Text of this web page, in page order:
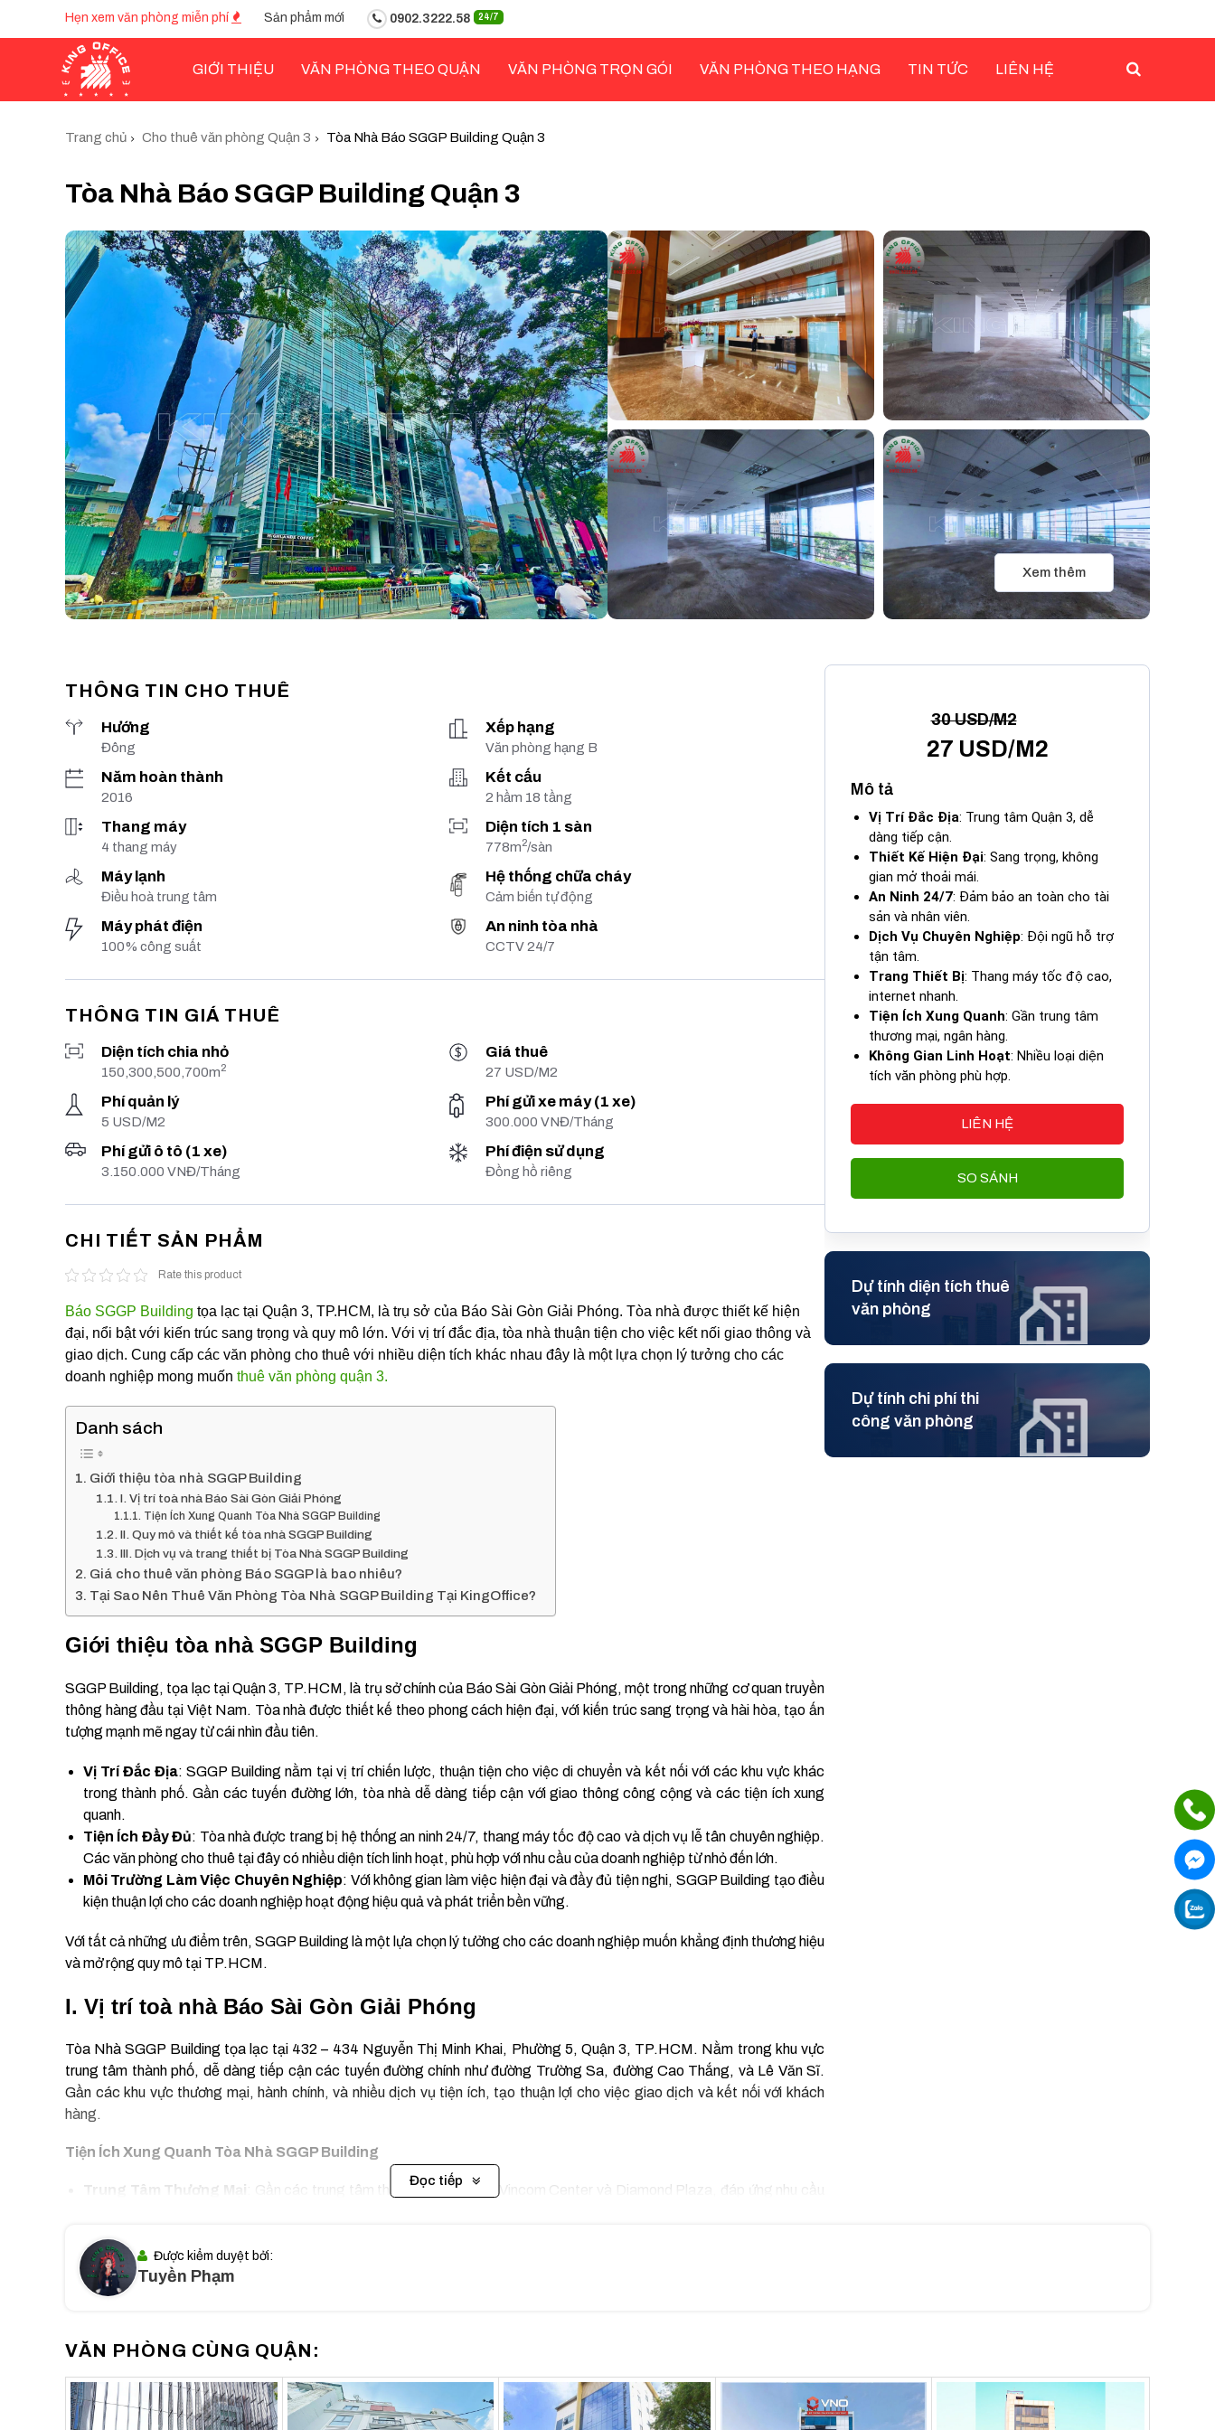
Hẹn xem văn phòng miễn phí Sản phẩm mới 0902.3222.58 24/7
GIỚI THIỆU VĂN PHÒNG THEO QUẬN VĂN PHÒNG TRỌN GÓI VĂN PHÒNG THEO HẠNG TIN TỨC LIÊN HỆ
Trang chủ Cho thuê văn phòng Quận 3 Tòa Nhà Báo SGGP Building Quận 3
Tòa Nhà Báo SGGP Building Quận 3
Xem thêm
THÔNG TIN CHO THUÊ
Hướng
Đông
Xếp hạng
Văn phòng hạng B
Năm hoàn thành
2016
Kết cấu
2 hầm 18 tầng
Thang máy
4 thang máy
Diện tích 1 sàn
778m2/sàn
Máy lạnh
Điều hoà trung tâm
Hệ thống chữa cháy
Cảm biến tự động
Máy phát điện
100% công suất
An ninh tòa nhà
CCTV 24/7
THÔNG TIN GIÁ THUÊ
Diện tích chia nhỏ
150,300,500,700m2
Giá thuê
27 USD/M2
Phí quản lý
5 USD/M2
Phí gửi xe máy (1 xe)
300.000 VNĐ/Tháng
Phí gửi ô tô (1 xe)
3.150.000 VNĐ/Tháng
Phí điện sử dụng
Đồng hồ riêng
CHI TIẾT SẢN PHẨM
Rate this product
Báo SGGP Building tọa lạc tại Quận 3, TP.HCM, là trụ sở của Báo Sài Gòn Giải Phóng. Tòa nhà được thiết kế hiện
đại, nổi bật với kiến trúc sang trọng và quy mô lớn. Với vị trí đắc địa, tòa nhà thuận tiện cho việc kết nối giao thông và
giao dịch. Cung cấp các văn phòng cho thuê với nhiều diện tích khác nhau đây là một lựa chọn lý tưởng cho các
doanh nghiệp mong muốn thuê văn phòng quận 3.
Danh sách
Giới thiệu tòa nhà SGGP Building
I. Vị trí toà nhà Báo Sài Gòn Giải Phóng
Tiện Ích Xung Quanh Tòa Nhà SGGP Building
II. Quy mô và thiết kế tòa nhà SGGP Building
III. Dịch vụ và trang thiết bị Tòa Nhà SGGP Building
Giá cho thuê văn phòng Báo SGGP là bao nhiêu?
Tại Sao Nên Thuê Văn Phòng Tòa Nhà SGGP Building Tại KingOffice?
Giới thiệu tòa nhà SGGP Building
SGGP Building, tọa lạc tại Quận 3, TP.HCM, là trụ sở chính của Báo Sài Gòn Giải Phóng, một trong những cơ quan truyền
thông hàng đầu tại Việt Nam. Tòa nhà được thiết kế theo phong cách hiện đại, với kiến trúc sang trọng và hài hòa, tạo ấn
tượng mạnh mẽ ngay từ cái nhìn đầu tiên.
Vị Trí Đắc Địa: SGGP Building nằm tại vị trí chiến lược, thuận tiện cho việc di chuyển và kết nối với các khu vực khác
trong thành phố. Gần các tuyến đường lớn, tòa nhà dễ dàng tiếp cận với giao thông công cộng và các tiện ích xung
quanh.
Tiện Ích Đầy Đủ: Tòa nhà được trang bị hệ thống an ninh 24/7, thang máy tốc độ cao và dịch vụ lễ tân chuyên nghiệp.
Các văn phòng cho thuê tại đây có nhiều diện tích linh hoạt, phù hợp với nhu cầu của doanh nghiệp từ nhỏ đến lớn.
Môi Trường Làm Việc Chuyên Nghiệp: Với không gian làm việc hiện đại và đầy đủ tiện nghi, SGGP Building tạo điều
kiện thuận lợi cho các doanh nghiệp hoạt động hiệu quả và phát triển bền vững.
Với tất cả những ưu điểm trên, SGGP Building là một lựa chọn lý tưởng cho các doanh nghiệp muốn khẳng định thương hiệu
và mở rộng quy mô tại TP.HCM.
I. Vị trí toà nhà Báo Sài Gòn Giải Phóng
Tòa Nhà SGGP Building tọa lạc tại 432 – 434 Nguyễn Thị Minh Khai, Phường 5, Quận 3, TP.HCM. Nằm trong khu vực
trung tâm thành phố, dễ dàng tiếp cận các tuyến đường chính như đường Trường Sa, đường Cao Thắng, và Lê Văn Sĩ.
Gần các khu vực thương mại, hành chính, và nhiều dịch vụ tiện ích, tạo thuận lợi cho việc giao dịch và kết nối với khách
hàng.
Tiện Ích Xung Quanh Tòa Nhà SGGP Building
Trung Tâm Thương Mại : Gần các trung tâm thương mại lớn như Vincom Center và Diamond Plaza, đáp ứng nhu cầu
tưởng cho các cuộc họp không chính thức.
Ngân Hàng và Dịch Vụ Tài Chính
tài chính.
tạo điều kiện cho nhân viên có gia đình.
: Các bệnh viện và phòng khám uy tín như Bệnh viện Hoàn Mỹ và Bệnh viện Đa khoa Sài Gòn, đảm bảo
chăm sóc sức khỏe cho nhân viên.
Công Viên và Không Gian Xanh: Gần các công viên như Công viên Lê Văn Tám, là nơi lý tưởng để thư giãn và tập
Đọc tiếp
30 USD/M2
27 USD/M2
Mô tả
Vị Trí Đắc Địa: Trung tâm Quận 3, dễ
dàng tiếp cận.
Thiết Kế Hiện Đại: Sang trọng, không
gian mở thoải mái.
An Ninh 24/7: Đảm bảo an toàn cho tài
sản và nhân viên.
Dịch Vụ Chuyên Nghiệp: Đội ngũ hỗ trợ
tận tâm.
Trang Thiết Bị: Thang máy tốc độ cao,
internet nhanh.
Tiện Ích Xung Quanh: Gần trung tâm
thương mại, ngân hàng.
Không Gian Linh Hoạt: Nhiều loại diện
tích văn phòng phù hợp.
LIÊN HỆ
SO SÁNH
Dự tính diện tích thuê
văn phòng
Dự tính chi phí thi
công văn phòng
Được kiểm duyệt bởi:
Tuyền Phạm
VĂN PHÒNG CÙNG QUẬN: